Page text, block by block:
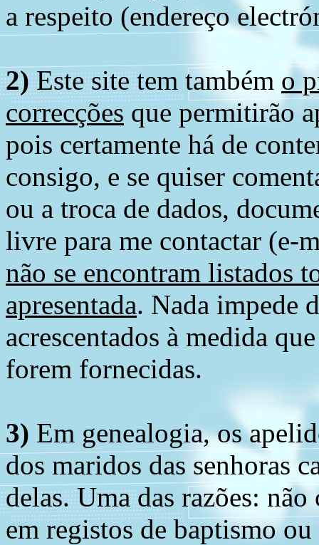
a respeito (endereço
2) Este site tem também o
correcções que permitirão
pois certamente há de
consigo, e se quiser
ou a troca de dados,
livre para me contactar (e-
não se encontram listados
apresentada. Nada impede
acrescentados à medida
forem fornecidas.
3) Em genealogia, os
dos maridos das senhoras
delas. Uma das razões:
em registos de baptismo